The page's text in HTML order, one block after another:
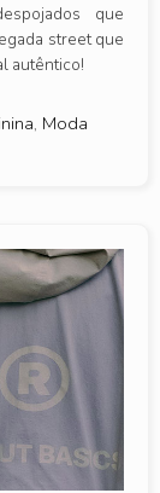
que
street que
autêntico!
, Moda